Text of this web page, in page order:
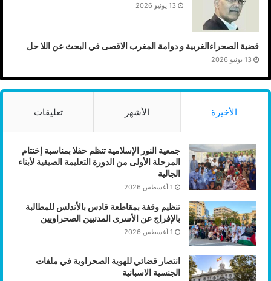
13 يونيو 2026
قضية الصحراءالغربية و دوامة المغرب الاقصى في البحث عن اللا حل
13 يونيو 2026
الأخيرة الأشهر تعليقات
جمعية النور الإسلامية تنظم حفلا بمناسبة إختتام
المرحلة الأولى من الدورة التعليمة الصيفية لأبناء
الجالية
1 أغسطس 2026
تنظيم وقفة بمقاطعة قادس بالأندلس للمطالبة
بالإفراج عن الأسرى المدنيين الصحراويين
1 أغسطس 2026
انتصار قضائي للهوية الصحراوية في ملفات
الجنسية الاسبانية